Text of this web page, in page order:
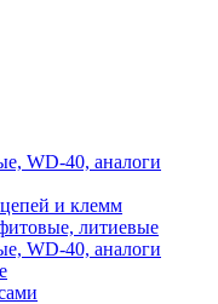
WD-40, аналоги
и клемм
литиевые
WD-40, аналоги